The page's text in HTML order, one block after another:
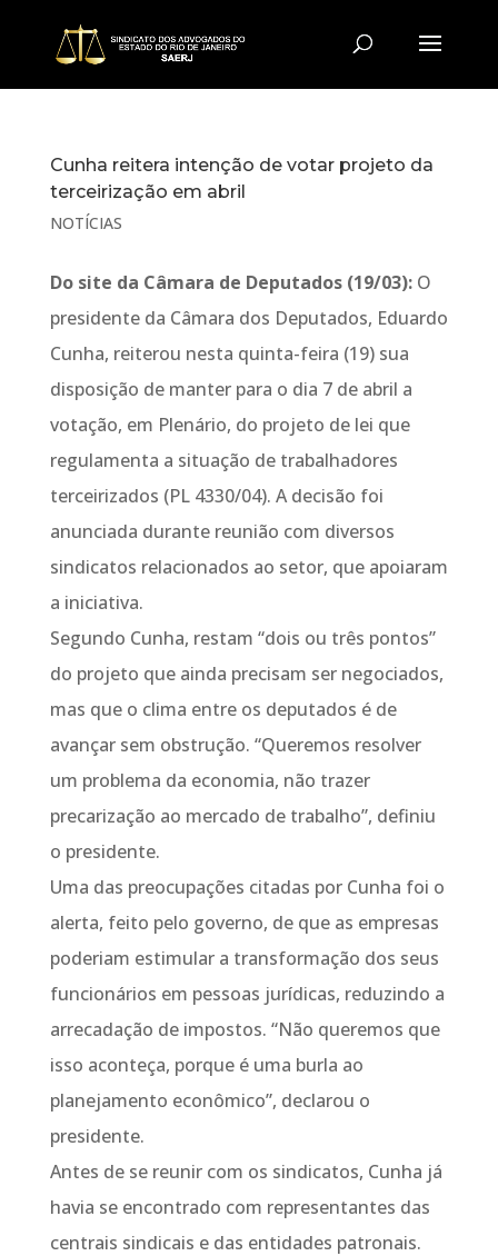
Cunha reitera intenção de votar projeto da
terceirização em abril
NOTÍCIAS
Do site da Câmara de Deputados (19/03):O
presidente da Câmara dos Deputados, Eduardo
Cunha, reiterou nesta quinta-feira (19) sua
disposição de manter para o dia 7 de abril a
votação, em Plenário, do projeto de lei que
regulamenta a situação de trabalhadores
terceirizados (PL 4330/04). A decisão foi
anunciada durante reunião com diversos
sindicatos relacionados ao setor, que apoiaram
a iniciativa.
Segundo Cunha, restam “dois ou três pontos”
do projeto que ainda precisam ser negociados,
mas que o clima entre os deputados é de
avançar sem obstrução. “Queremos resolver
um problema da economia, não trazer
precarização ao mercado de trabalho”, definiu
o presidente.
Uma das preocupações citadas por Cunha foi o
alerta, feito pelo governo, de que as empresas
poderiam estimular a transformação dos seus
funcionários em pessoas jurídicas, reduzindo a
arrecadação de impostos. “Não queremos que
isso aconteça, porque é uma burla ao
planejamento econômico”, declarou o
presidente.
Antes de se reunir com os sindicatos, Cunha já
havia se encontrado com representantes das
centrais sindicais e das entidades patronais.